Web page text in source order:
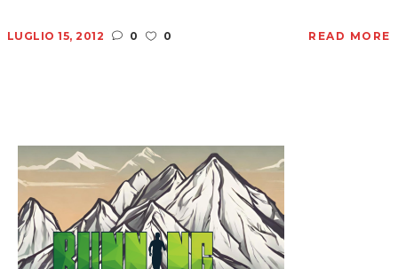
LUGLIO 15, 2012 0 0 READ MORE